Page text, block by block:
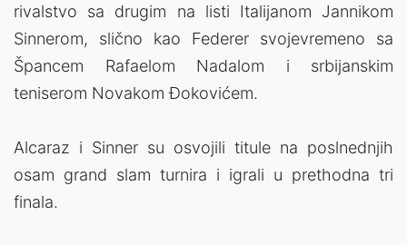
rivalstvo sa drugim na listi Italijanom Jannikom
Sinnerom, slično kao Federer svojevremeno sa
Špancem Rafaelom Nadalom i srbijanskim
teniserom Novakom Đokovićem.
Alcaraz i Sinner su osvojili titule na poslnednjih
osam grand slam turnira i igrali u prethodna tri
finala.